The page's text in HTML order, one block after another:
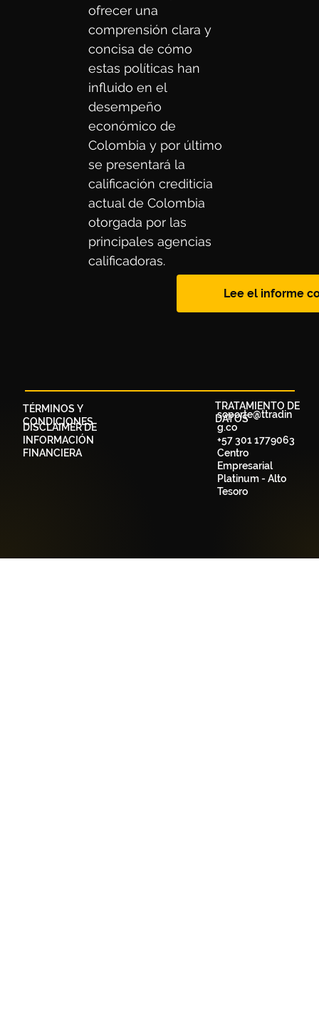
ofrecer una
comprensión clara y
concisa de cómo
estas políticas han
influido en el
desempeño
económico de
Colombia y por último
se presentará la
calificación crediticia
actual de Colombia
otorgada por las
principales agencias
calificadoras.
Lee el informe
TÉRMINOS Y
CONDICIONES
DISCLAIMER DE
INFORMACIÓN
FINANCIERA
TRATAMIENTO DE
DATOS
soporte@ttradin
g.co
+57 301 1779063
Centro
Empresarial
Platinum - Alto
Tesoro